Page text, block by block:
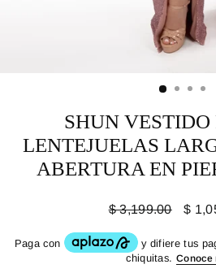
SHUN VESTIDO
LENTEJUELAS
ABERTURA EN
Precio
$ 3,199.00
Precio
$